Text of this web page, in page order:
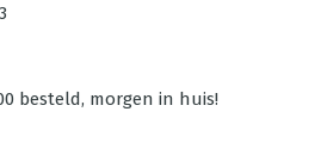
besteld, morgen in huis!